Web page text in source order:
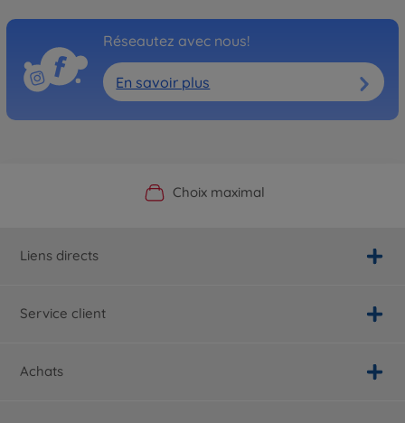
Réseautez avec nous!
En savoir plus
Boutique officielle du fabricant
Choix maximal
Service personnalisé
Livraison rapide
Liens directs
Service client
Achats